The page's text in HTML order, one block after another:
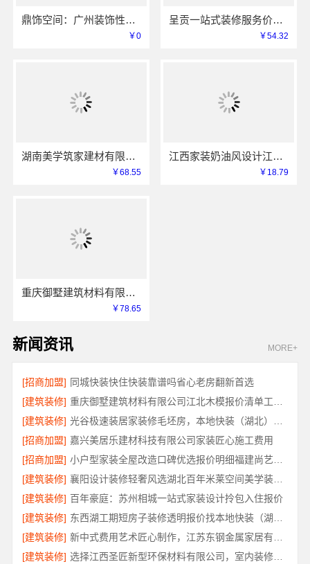
鼎饰空间：广州装饰性价比排名零增项承诺
￥0
呈贡一站式装修服务价格表，云南至高新型建材有限公司闭口合同
￥54.32
湖南美学筑家建材有限公司软装配套，环保无甲醛
￥68.55
江西家装奶油风设计江西尚宅尚品新型环保材料有限公司
￥18.79
重庆御墅建筑材料有限公司渝北建房每平米价格环保材料
￥78.65
新闻资讯 MORE+
[招商加盟] 同城快装快住快装靠谱吗省心老房翻新首选
[建筑装修]
[建筑装修]
[招商加盟] 嘉兴美居乐建材科技有限公司家装匠心施工费用
[招商加盟]
[建筑装修]
襄阳设计装修轻奢风选湖北百年米莱空间美学装饰材料有限公司
[建筑装修] 百年豪庭：苏州相城一站式家装设计拎包入住报价
[建筑装修]
[建筑装修]
[建筑装修]
选择江西圣匠新型环保材料有限公司，室内装修设计施工厂家